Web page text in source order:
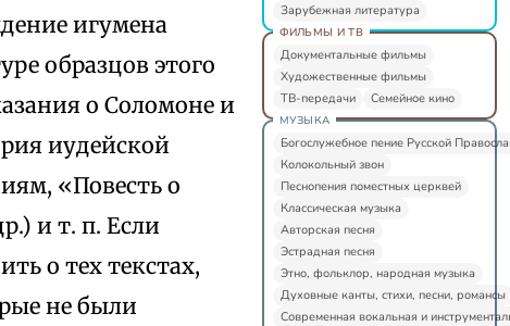
игумена
образцов этого
о Соломоне и
иудейской
«Повесть о
и т. п. Если
о тех текстах,
не были
Зарубежная литература
ФИЛЬМЫ И ТВ
Документальные фильмы
Художественные фильмы
ТВ-передачи
Семейное кино
МУЗЫКА
Богослужебное пение Русской
Колокольный звон
Песнопения поместных церквей
Классическая музыка
Авторская песня
Эстрадная песня
Этно, фольклор, народная музыка
Духовные канты, стихи, песни, романсы
Современная вокальная и